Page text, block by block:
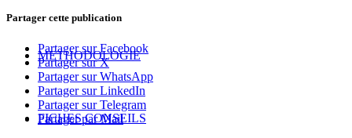
METHODOLOGIE
FICHES CONSEILS
Partager cette publication
Partager sur Facebook
Partager sur X
Partager sur WhatsApp
Partager sur LinkedIn
Partager sur Telegram
Partager par Mail